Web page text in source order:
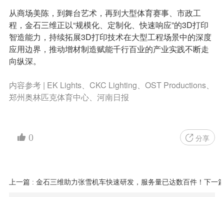
从商场美陈，到舞台艺术，再到大型体育赛事、市政工
程，金石三维正以“规模化、定制化、快速响应”的3D打印
智造能力，持续拓展3D打印技术在大型工程场景中的深度
应用边界，推动增材制造赋能千行百业的产业实践不断走
向纵深。
内容参考 | EK Lights、CKC Lighting、OST Productions、
郑州奥林匹克体育中心、河南日报
0 分享
上一篇 : 金石三维助力张雪机车快速研发，服务量已达数百件！ 下一